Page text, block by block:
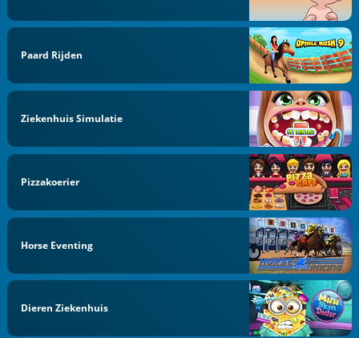
Paard Rijden
Ziekenhuis Simulatie
Pizzakoerier
Horse Eventing
Dieren Ziekenhuis